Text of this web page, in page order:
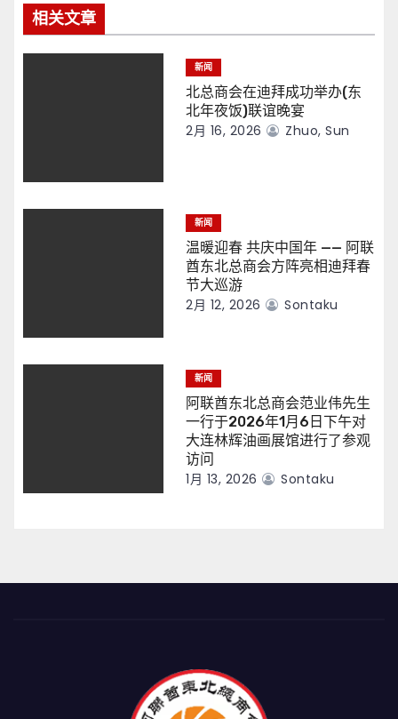
相关文章
新闻
北总商会在迪拜成功举办(东
北年夜饭)联谊晚宴
2月 16, 2026 Zhuo, Sun
新闻
温暖迎春 共庆中国年 —— 阿联
酋东北总商会方阵亮相迪拜春
节大巡游
2月 12, 2026 Sontaku
新闻
阿联酋东北总商会范业伟先生
一行于2026年1月6日下午对
大连林辉油画展馆进行了参观
访问
1月 13, 2026 Sontaku